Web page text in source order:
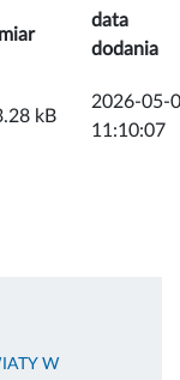
data
dodania
kB
2026-05-
11:10:07
W